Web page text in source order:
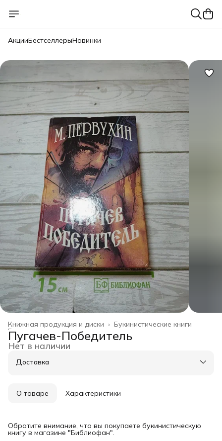
АкцииБестселлерыНовинки
Букинистические книги
Книжная продукция и диски ›
Главная
Пугачев-Победитель
Нет в наличии
Доставка
О товаре Характеристики
Обратите внимание, что вы покупаете букинистическую
книгу в магазине "Библиофан".